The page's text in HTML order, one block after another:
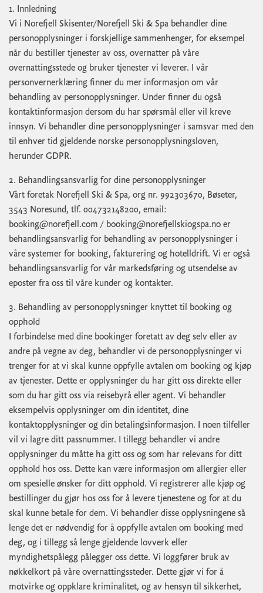
1. Innledning
Vi i Norefjell Skisenter/Norefjell Ski & Spa behandler dine
personopplysninger i forskjellige sammenhenger, for eksempel
når du bestiller tjenester av oss, overnatter på våre
overnattingsstede og bruker tjenester vi leverer. I vår
personvernerklæring finner du mer informasjon om vår
behandling av personopplysninger. Under finner du også
kontaktinformasjon dersom du har spørsmål eller vil kreve
innsyn. Vi behandler dine personopplysninger i samsvar med den
til enhver tid gjeldende norske personopplysningsloven,
herunder GDPR.
2. Behandlingsansvarlig for dine personopplysninger
Vårt foretak Norefjell Ski & Spa, org nr. 992303670, Bøseter,
3543 Noresund, tlf. 004732148200, email:
booking@norefjell.com / booking@norefjellskiogspa.no er
behandlingsansvarlig for behandling av personopplysninger i
våre systemer for booking, fakturering og hotelldrift. Vi er også
behandlingsansvarlig for vår markedsføring og utsendelse av
eposter fra oss til våre kunder og kontakter.
3. Behandling av personopplysninger knyttet til booking og
opphold
I forbindelse med dine bookinger foretatt av deg selv eller av
andre på vegne av deg, behandler vi de personopplysninger vi
trenger for at vi skal kunne oppfylle avtalen om booking og kjøp
av tjenester. Dette er opplysninger du har gitt oss direkte eller
som du har gitt oss via reisebyrå eller agent. Vi behandler
eksempelvis opplysninger om din identitet, dine
kontaktopplysninger og din betalingsinformasjon. I noen tilfeller
vil vi lagre ditt passnummer. I tillegg behandler vi andre
opplysninger du måtte ha gitt oss og som har relevans for ditt
opphold hos oss. Dette kan være informasjon om allergier eller
om spesielle ønsker for ditt opphold. Vi registrerer alle kjøp og
bestillinger du gjør hos oss for å levere tjenestene og for at du
skal kunne betale for dem. Vi behandler disse opplysningene så
lenge det er nødvendig for å oppfylle avtalen om booking med
deg, og i tillegg så lenge gjeldende lovverk eller
myndighetspålegg pålegger oss dette. Vi loggfører bruk av
nøkkelkort på våre overnattingssteder. Dette gjør vi for å
motvirke og oppklare kriminalitet, og av hensyn til sikkerhet,